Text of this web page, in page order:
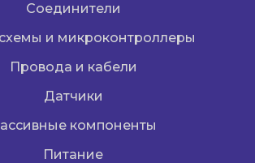
Соединители
и микроконтроллеры
Провода и кабели
Датчики
компоненты
Питание